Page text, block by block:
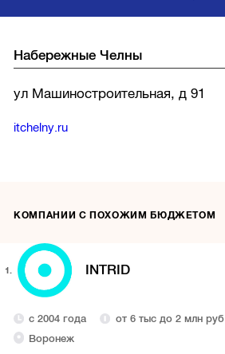
ул Машиностроительная, д 91
itchelny.ru
КОМПАНИИ С ПОХОЖИМ БЮДЖЕТОМ
1. INTRID
с 2004 года
от 6 тыс до 2 млн руб
Воронеж